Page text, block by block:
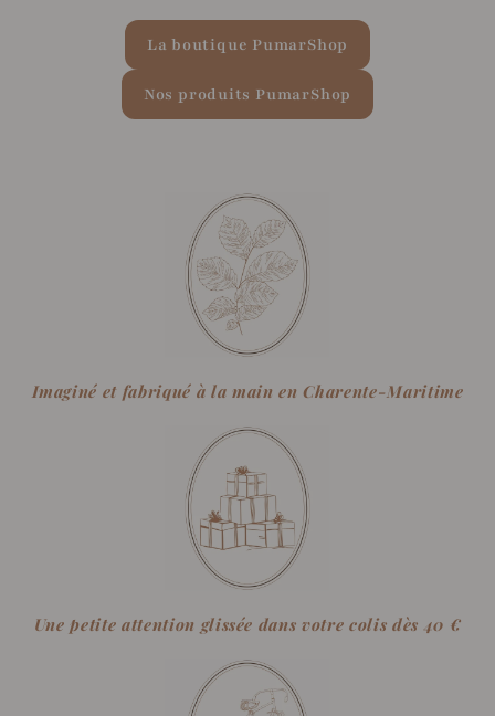
La boutique PumarShop
Nos produits PumarShop
Imaginé et fabriqué à la main en Charente-Maritime
Une petite attention glissée dans votre colis dès 40 €